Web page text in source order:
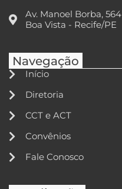
Av. Manoel Borba, 564
Boa Vista - Recife/PE
Navegação
Início
Diretoria
CCT e ACT
Convênios
Fale Conosco